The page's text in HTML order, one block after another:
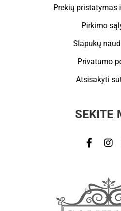
Prekių pristatymas
Pirkimo
Slapukų
Privatumo
Atsisakyti
SEKITE